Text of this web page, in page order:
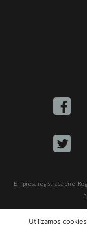
Empresa registrada en el
Utilizamos